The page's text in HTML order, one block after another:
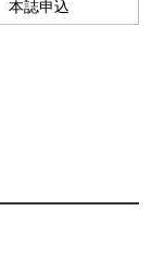
本誌申込